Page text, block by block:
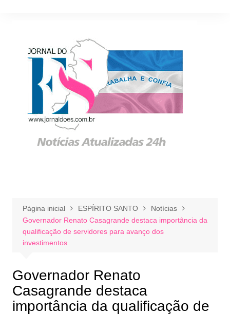
Página inicial ESPÍRITO SANTO
Notícias
Governador Renato Casagrande destaca importância da
qualificação de servidores para avanço dos
investimentos
Governador Renato
Casagrande destaca
importância da qualificação de